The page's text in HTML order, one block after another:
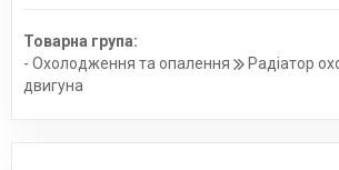
Товарна група:
- Охолодження та опалення
Радіатор
двигуна